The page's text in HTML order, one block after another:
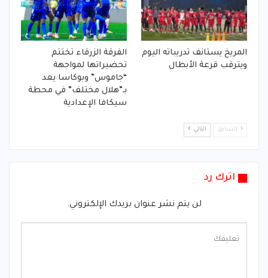
المريخ يستانف تدريباته اليوم
ويترقب قرعة الأبطال
الفرقة الزرقاء تختتم
تحضيراتها لمواجهة
“جاموس” وبوكاسا يعد
بـ”هلال مختلف” في محطة
سيكافا الإعدادية
السابق التالي
اترك رد
لن يتم نشر عنوان بريدك الإلكتروني.